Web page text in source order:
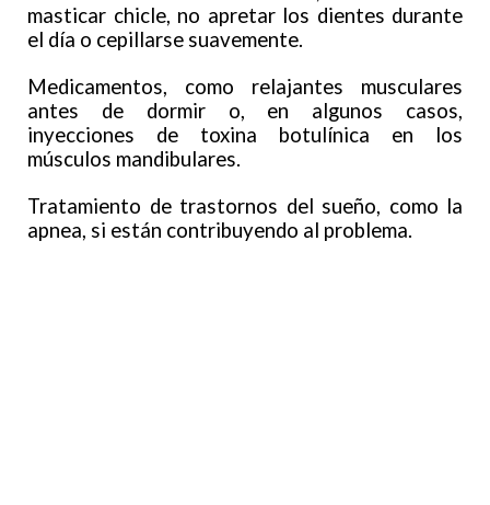
masticar chicle, no apretar los dientes durante
el día o cepillarse suavemente.
Medicamentos, como relajantes musculares
antes de dormir o, en algunos casos,
inyecciones de toxina botulínica en los
músculos mandibulares.
Tratamiento de trastornos del sueño, como la
apnea, si están contribuyendo al problema.